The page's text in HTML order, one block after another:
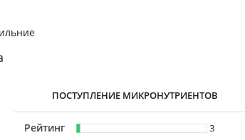
ПОСТУПЛЕНИЕ МИКРОНУТРИЕНТОВ
Рейтинг
3